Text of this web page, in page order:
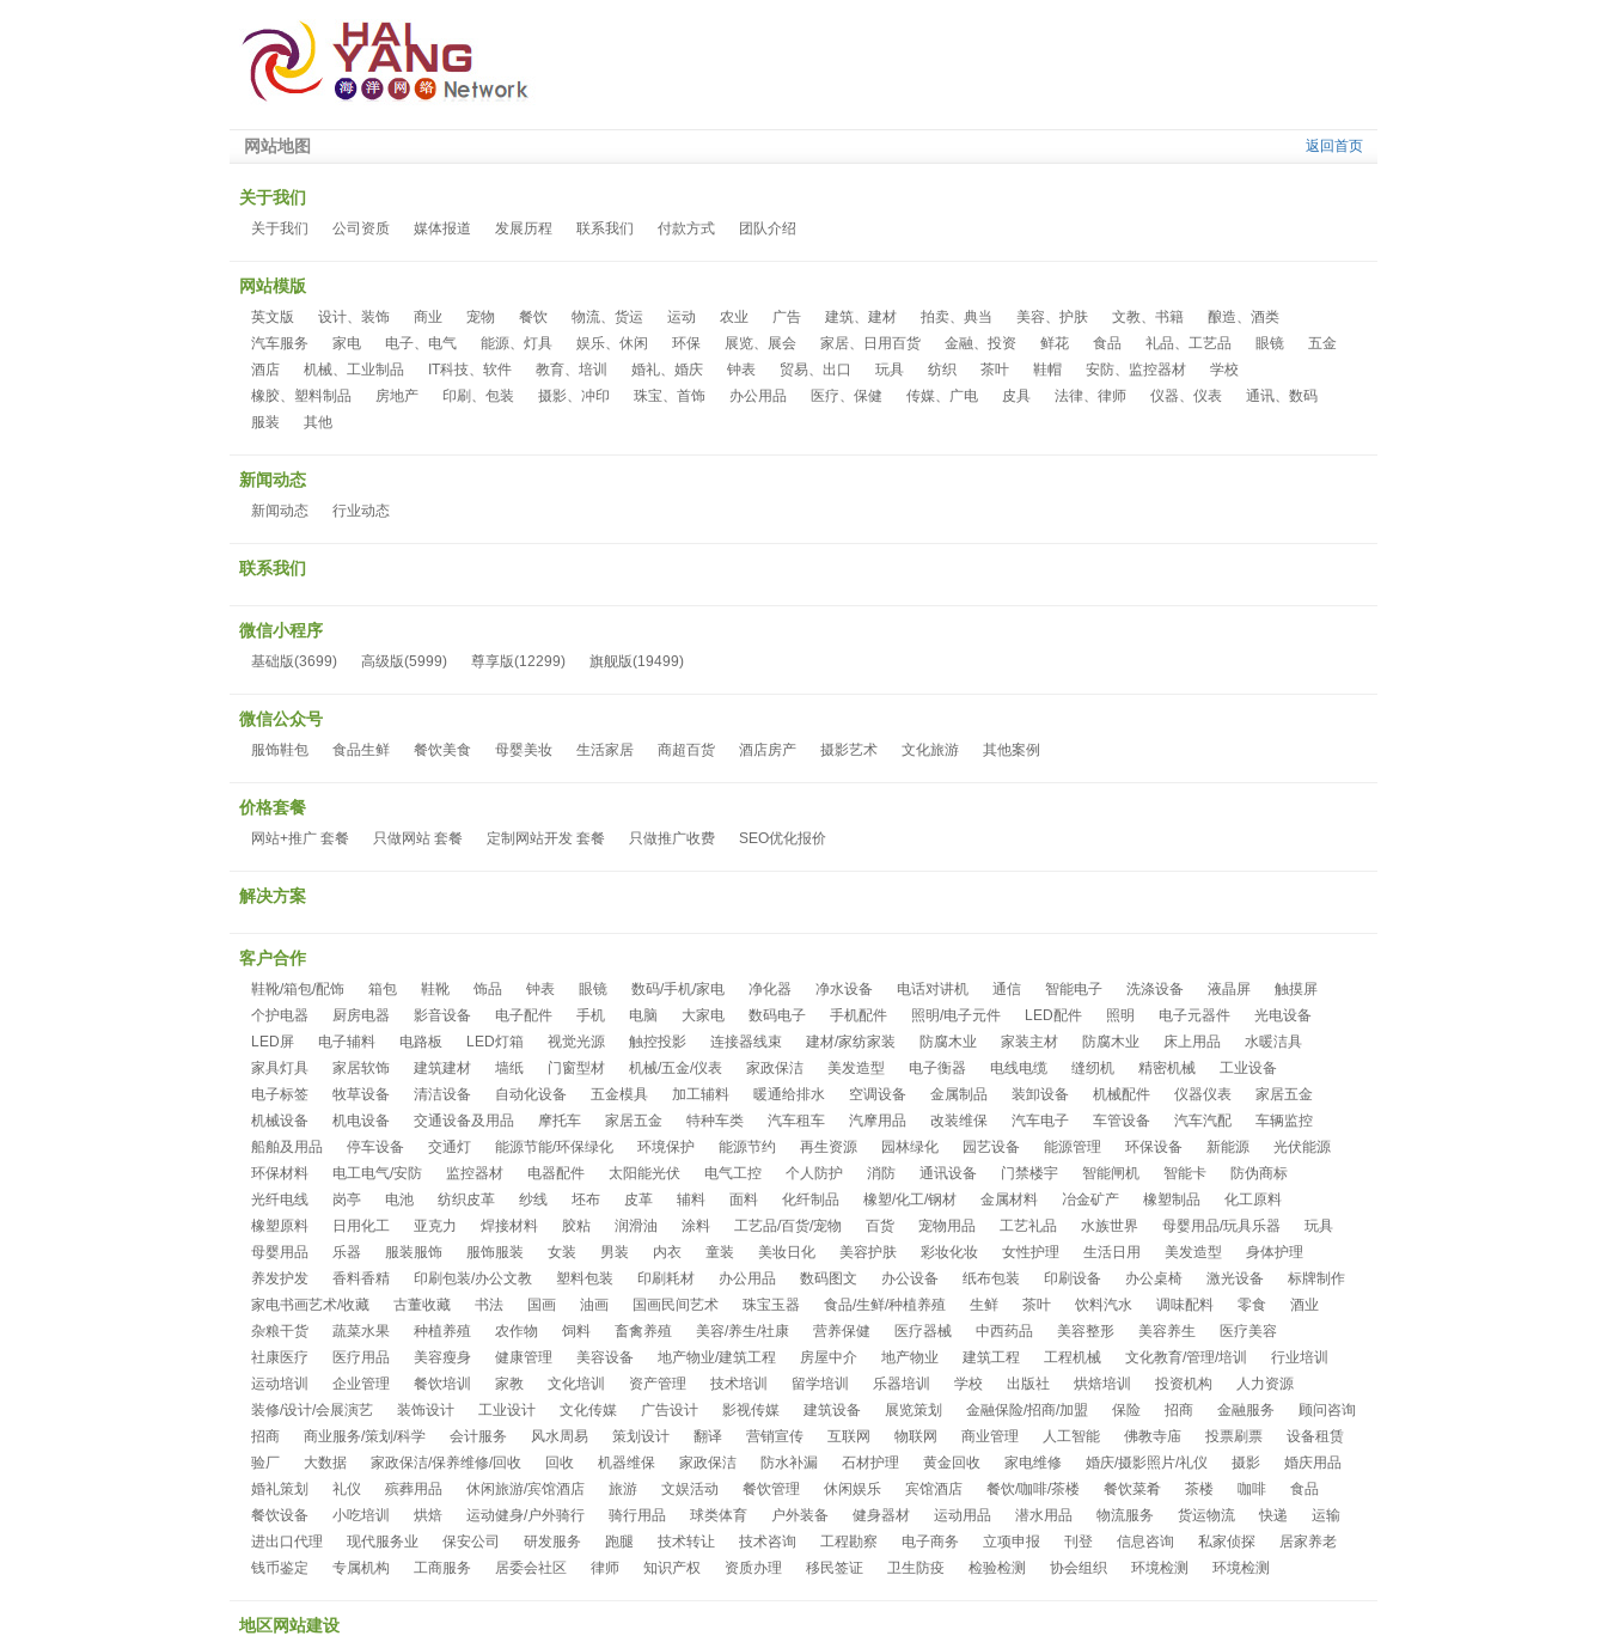
网站地图 返回首页
关于我们
关于我们 公司资质 媒体报道 发展历程 联系我们 付款方式 团队介绍
网站模版
英文版 设计、装饰 商业 宠物 餐饮 物流、货运 运动 农业 广告 建筑、建材 拍卖、典当 美容、护肤 文教、书籍
酿造、酒类
汽车服务
家电 电子、电气 能源、灯具 娱乐、休闲 环保 展览、展会 家居、日用百货 金融、投资 鲜花 食品 礼品、工艺品 眼镜
五金
酒店
机械、工业制品 IT科技、软件 教育、培训 婚礼、婚庆 钟表 贸易、出口 玩具 纺织 茶叶 鞋帽 安防、监控器材
学校
橡胶、塑料制品
房地产 印刷、包装 摄影、冲印 珠宝、首饰 办公用品 医疗、保健 传媒、广电 皮具 法律、律师 仪器、仪表
通讯、数码
服装
其他
新闻动态
新闻动态 行业动态
联系我们
微信小程序
基础版(3699) 高级版(5999) 尊享版(12299) 旗舰版(19499)
微信公众号
服饰鞋包 食品生鲜 餐饮美食 母婴美妆 生活家居 商超百货 酒店房产 摄影艺术 文化旅游 其他案例
价格套餐
网站+推广 套餐 只做网站 套餐 定制网站开发 套餐 只做推广收费 SEO优化报价
解决方案
客户合作
鞋靴/箱包/配饰 箱包 鞋靴 饰品 钟表 眼镜 数码/手机/家电 净化器 净水设备 电话对讲机 通信 智能电子 洗涤设备 液晶屏
触摸屏
个护电器
厨房电器 影音设备 电子配件 手机 电脑 大家电 数码电子 手机配件 照明/电子元件 LED配件 照明 电子元器件
光电设备
LED屏
电子辅料 电路板 LED灯箱 视觉光源 触控投影 连接器线束 建材/家纺家装 防腐木业 家装主材 防腐木业 床上用品
水暖洁具
家具灯具
家居软饰 建筑建材 墙纸 门窗型材 机械/五金/仪表 家政保洁 美发造型 电子衡器 电线电缆 缝纫机 精密机械
工业设备
电子标签
牧草设备 清洁设备 自动化设备 五金模具 加工辅料 暖通给排水 空调设备 金属制品 装卸设备 机械配件 仪器仪表
家居五金
机械设备
机电设备 交通设备及用品 摩托车 家居五金 特种车类 汽车租车 汽摩用品 改装维保 汽车电子 车管设备 汽车汽配
车辆监控
船舶及用品
停车设备 交通灯 能源节能/环保绿化 环境保护 能源节约 再生资源 园林绿化 园艺设备 能源管理 环保设备 新能源
光伏能源
环保材料
电工电气/安防 监控器材 电器配件 太阳能光伏 电气工控 个人防护 消防 通讯设备 门禁楼宇 智能闸机 智能卡
防伪商标
光纤电线
岗亭 电池 纺织皮革 纱线 坯布 皮革 辅料 面料 化纤制品 橡塑/化工/钢材 金属材料 冶金矿产 橡塑制品
化工原料
橡塑原料
日用化工 亚克力 焊接材料 胶粘 润滑油 涂料 工艺品/百货/宠物 百货 宠物用品 工艺礼品 水族世界 母婴用品/玩具乐器
玩具
母婴用品
乐器 服装服饰 服饰服装 女装 男装 内衣 童装 美妆日化 美容护肤 彩妆化妆 女性护理 生活日用 美发造型
身体护理
养发护发
香料香精 印刷包装/办公文教 塑料包装 印刷耗材 办公用品 数码图文 办公设备 纸布包装 印刷设备 办公桌椅 激光设备
标牌制作
家电书画艺术/收藏
古董收藏 书法 国画 油画 国画民间艺术 珠宝玉器 食品/生鲜/种植养殖 生鲜 茶叶 饮料汽水 调味配料 零食
酒业
杂粮干货
蔬菜水果 种植养殖 农作物 饲料 畜禽养殖 美容/养生/社康 营养保健 医疗器械 中西药品 美容整形 美容养生
医疗美容
社康医疗
医疗用品 美容瘦身 健康管理 美容设备 地产物业/建筑工程 房屋中介 地产物业 建筑工程 工程机械 文化教育/管理/培训
行业培训
运动培训
企业管理 餐饮培训 家教 文化培训 资产管理 技术培训 留学培训 乐器培训 学校 出版社 烘焙培训 投资机构
人力资源
装修/设计/会展演艺
装饰设计 工业设计 文化传媒 广告设计 影视传媒 建筑设备 展览策划 金融保险/招商/加盟 保险 招商 金融服务
顾问咨询
招商
商业服务/策划/科学 会计服务 风水周易 策划设计 翻译 营销宣传 互联网 物联网 商业管理 人工智能 佛教寺庙 投票刷票
设备租赁
验厂
大数据 家政保洁/保养维修/回收 回收 机器维保 家政保洁 防水补漏 石材护理 黄金回收 家电维修 婚庆/摄影照片/礼仪 摄影
婚庆用品
婚礼策划
礼仪 殡葬用品 休闲旅游/宾馆酒店 旅游 文娱活动 餐饮管理 休闲娱乐 宾馆酒店 餐饮/咖啡/茶楼 餐饮菜肴 茶楼 咖啡
食品
餐饮设备
小吃培训 烘焙 运动健身/户外骑行 骑行用品 球类体育 户外装备 健身器材 运动用品 潜水用品 物流服务 货运物流 快递
运输
进出口代理
现代服务业 保安公司 研发服务 跑腿 技术转让 技术咨询 工程勘察 电子商务 立项申报 刊登 信息咨询 私家侦探
居家养老
钱币鉴定
专属机构 工商服务 居委会社区 律师 知识产权 资质办理 移民签证 卫生防疫 检验检测 协会组织 环境检测 环境检测
地区网站建设